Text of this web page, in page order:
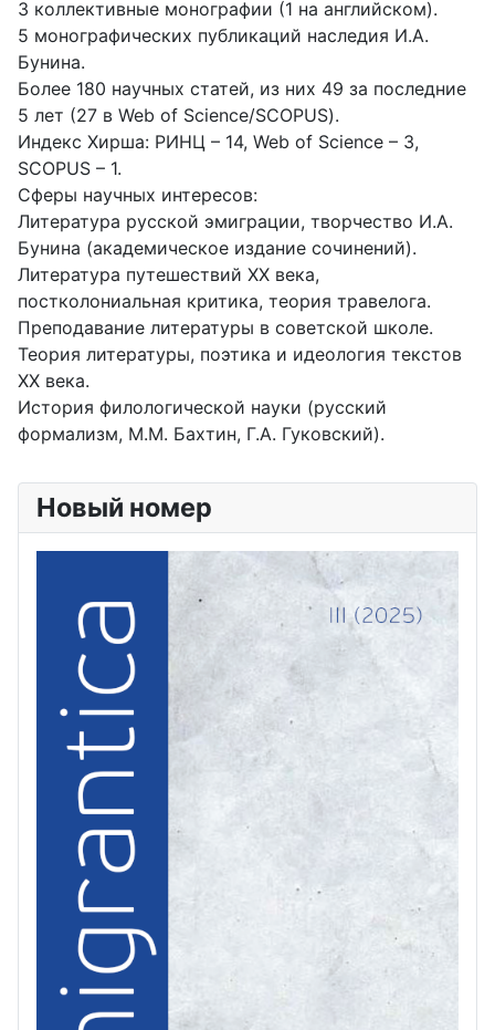
3 коллективные монографии (1 на английском).
5 монографических публикаций наследия И.А.
Бунина.
Более 180 научных статей, из них 49 за последние
5 лет (27 в Web of Science/SCOPUS).
Индекс Хирша: РИНЦ – 14, Web of Science – 3,
SCOPUS – 1.
Сферы научных интересов:
Литература русской эмиграции, творчество И.А.
Бунина (академическое издание сочинений).
Литература путешествий XX века,
постколониальная критика, теория травелога.
Преподавание литературы в советской школе.
Теория литературы, поэтика и идеология текстов
XX века.
История филологической науки (русский
формализм, М.М. Бахтин, Г.А. Гуковский).
Новый номер